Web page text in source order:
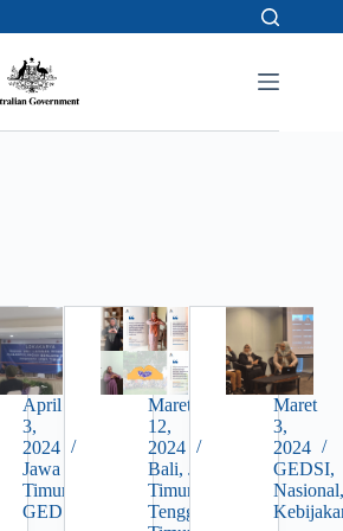
April
3,
2024
Jawa
Timur
GEDSI
Maret
12,
2024
Bali,Jawa
Timur
Tenggara
Maret
3,
2024
GEDSI,
Nasional